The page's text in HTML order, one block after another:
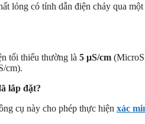
lỏng có tính dẫn điện chảy qua
tối thiểu thường là 5 μS/cm
cm).
lắp đặt?
cụ này cho phép thực hiện xác